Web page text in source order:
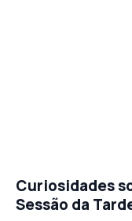
Curiosidades
Sessão da